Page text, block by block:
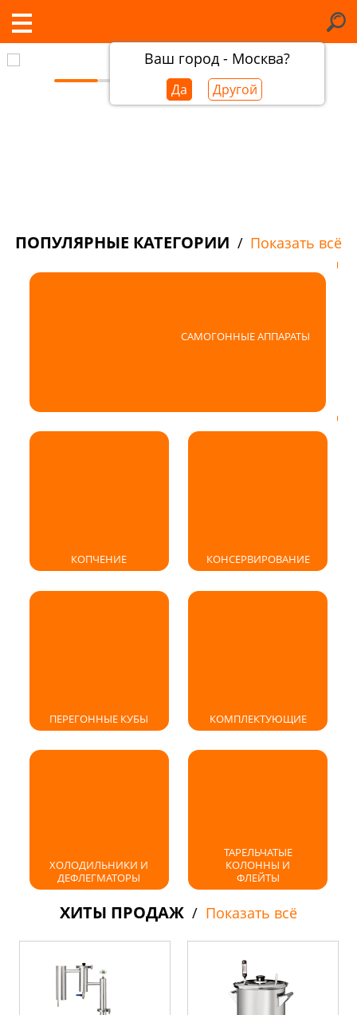
Ваш город - Москва?
Да Другой
ПОПУЛЯРНЫЕ КАТЕГОРИИ / Показать всё
САМОГОННЫЕ АППАРАТЫ
КОПЧЕНИЕ КОНСЕРВИРОВАНИЕ
ПЕРЕГОННЫЕ КУБЫ КОМПЛЕКТУЮЩИЕ
ХОЛОДИЛЬНИКИ И
ДЕФЛЕГМАТОРЫ
ТАРЕЛЬЧАТЫЕ
КОЛОННЫ И
ФЛЕЙТЫ
ХИТЫ ПРОДАЖ / Показать всё